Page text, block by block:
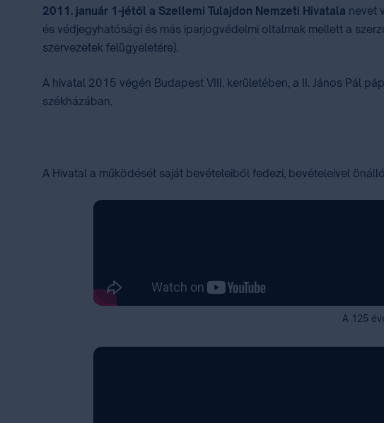
2011. január 1-jétől a Szellemi Tulajdon Nemzeti Hivatala nevet
és védjegyhatósági és más iparjogvédelmi oltalmak mellett a
szervezetek felügyeletére).
A hivatal 2015 végén Budapest VIII. kerületében, a II. János Pál
székházában.
A Hivatal a működését saját bevételeiből fedezi, bevételeivel
A 125